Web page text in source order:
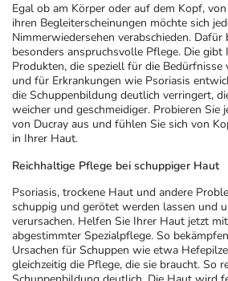
Egal ob am Körper oder auf dem Kopf,
ihren Begleiterscheinungen möchte sich
Nimmerwiedersehen verabschieden. Dafür
besonders anspruchsvolle Pflege. Die gibt
Produkten, die speziell für die
und für Erkrankungen wie Psoriasis
die Schuppenbildung deutlich verringert,
weicher und geschmeidiger. Probieren Sie
von Ducray aus und fühlen Sie sich von
in Ihrer Haut.
Reichhaltige Pflege bei schuppiger Haut
Psoriasis, trockene Haut und andere
schuppig und gerötet werden lassen und
verursachen. Helfen Sie Ihrer Haut jetzt
abgestimmter Spezialpflege. So
Ursachen für Schuppen wie etwa
gleichzeitig die Pflege, die sie braucht. So